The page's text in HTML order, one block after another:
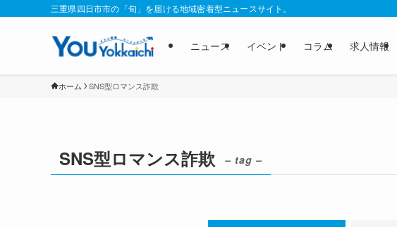
三重県四日市市の「旬」を届ける地域密着型ニュースサイト。
ニュース イベント コラム 求人情報
ホーム SNS型ロマンス詐欺
SNS型ロマンス詐欺 – tag –